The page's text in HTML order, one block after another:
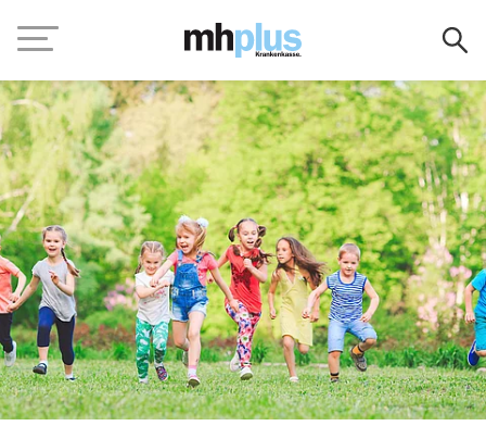
Navigation